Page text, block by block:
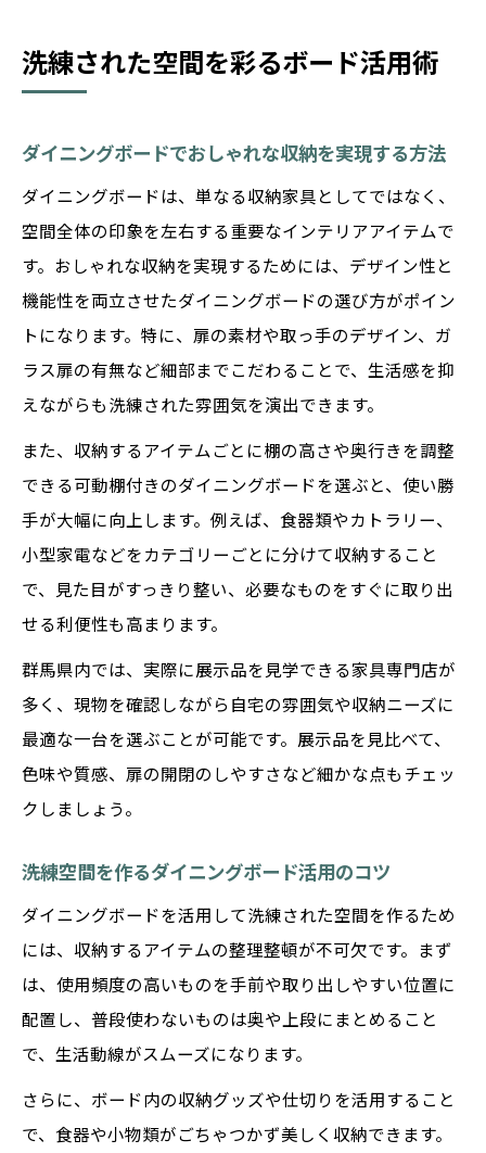
洗練された空間を彩るボード活用術
ダイニングボードでおしゃれな収納を実現する方法
ダイニングボードは、単なる収納家具としてではなく、
空間全体の印象を左右する重要なインテリアアイテムで
す。おしゃれな収納を実現するためには、デザイン性と
機能性を両立させたダイニングボードの選び方がポイン
トになります。特に、扉の素材や取っ手のデザイン、ガ
ラス扉の有無など細部までこだわることで、生活感を抑
えながらも洗練された雰囲気を演出できます。
また、収納するアイテムごとに棚の高さや奥行きを調整
できる可動棚付きのダイニングボードを選ぶと、使い勝
手が大幅に向上します。例えば、食器類やカトラリー、
小型家電などをカテゴリーごとに分けて収納すること
で、見た目がすっきり整い、必要なものをすぐに取り出
せる利便性も高まります。
群馬県内では、実際に展示品を見学できる家具専門店が
多く、現物を確認しながら自宅の雰囲気や収納ニーズに
最適な一台を選ぶことが可能です。展示品を見比べて、
色味や質感、扉の開閉のしやすさなど細かな点もチェッ
クしましょう。
洗練空間を作るダイニングボード活用のコツ
ダイニングボードを活用して洗練された空間を作るため
には、収納するアイテムの整理整頓が不可欠です。まず
は、使用頻度の高いものを手前や取り出しやすい位置に
配置し、普段使わないものは奥や上段にまとめること
で、生活動線がスムーズになります。
さらに、ボード内の収納グッズや仕切りを活用すること
で、食器や小物類がごちゃつかず美しく収納できます。